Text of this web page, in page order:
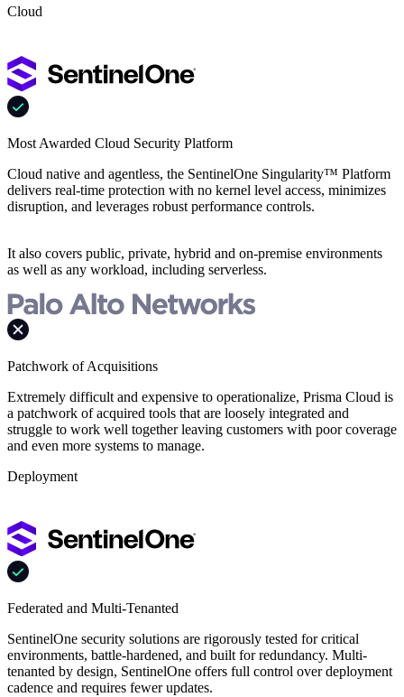
Cloud
Most Awarded Cloud Security Platform
Cloud native and agentless, the SentinelOne Singularity™ Platform
delivers real-time protection with no kernel level access, minimizes
disruption, and leverages robust performance controls.
It also covers public, private, hybrid and on-premise environments
as well as any workload, including serverless.
Patchwork of Acquisitions
Extremely difficult and expensive to operationalize, Prisma Cloud is
a patchwork of acquired tools that are loosely integrated and
struggle to work well together leaving customers with poor coverage
and even more systems to manage.
Deployment
Federated and Multi-Tenanted
SentinelOne security solutions are rigorously tested for critical
environments, battle-hardened, and built for redundancy. Multi-
tenanted by design, SentinelOne offers full control over deployment
cadence and requires fewer updates.